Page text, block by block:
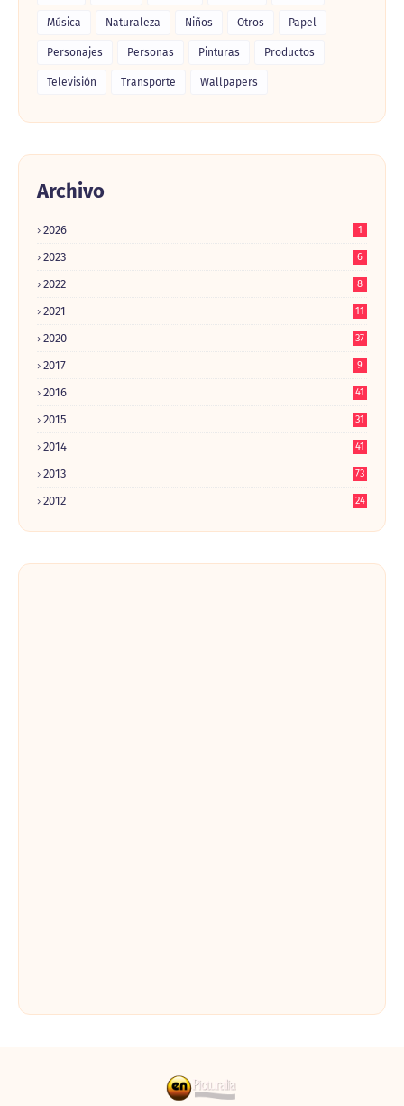
Música Naturaleza Niños Otros Papel
Personajes Personas Pinturas Productos
Televisión Transporte Wallpapers
Archivo
2026 1
2023 6
2022 8
2021 11
2020 37
2017 9
2016 41
2015 31
2014 41
2013 73
2012 24